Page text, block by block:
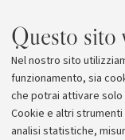
Questo sito
Nel nostro sito
funzionamento, sia
che potrai attivare
Cookie e altri
analisi statistiche,